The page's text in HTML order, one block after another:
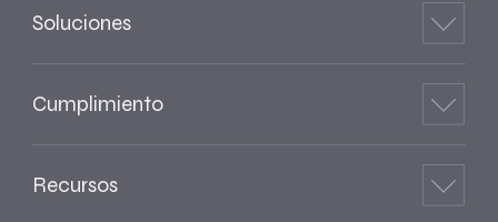
Soluciones
Cumplimiento
Recursos